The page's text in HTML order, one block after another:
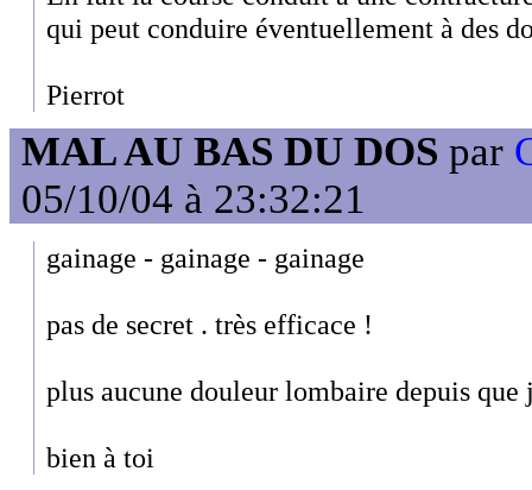
qui peut conduire éventuellement à des
Pierrot
MAL AU BAS DU DOS par
05/10/04 à 23:32:21
gainage - gainage - gainage
pas de secret . très efficace !
plus aucune douleur lombaire depuis que
bien à toi